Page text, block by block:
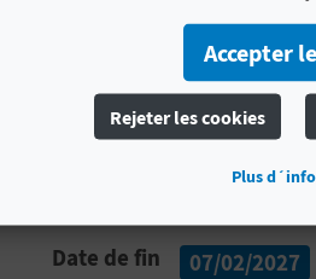
*Nous vous conseillons
PLUS
Date de fin
07/02/2027
Accepter
Rejeter les cookies
Plus